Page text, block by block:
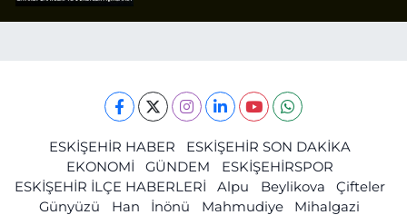
ESKİŞEHİR HABER
ESKİŞEHİR SON DAKİKA
EKONOMİ
GÜNDEM
ESKİŞEHİRSPOR
ESKİŞEHİR İLÇE HABERLERİ
Alpu Beylikova
Çifteler
Günyüzü
Han İnönü Mahmudiye
Mihalgazi